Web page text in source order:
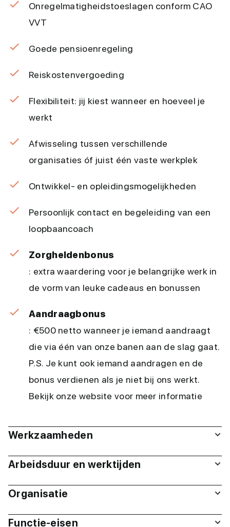
Onregelmatigheidstoeslagen conform CAO
VVT
Goede pensioenregeling
Reiskostenvergoeding
Flexibiliteit: jij kiest wanneer en hoeveel je
werkt
Afwisseling tussen verschillende
organisaties óf juist één vaste werkplek
Ontwikkel- en opleidingsmogelijkheden
Persoonlijk contact en begeleiding van een
loopbaancoach
Zorgheldenbonus
: extra waardering voor je belangrijke werk in
de vorm van leuke cadeaus en bonussen
Aandraagbonus
: €500 netto wanneer je iemand aandraagt
die via één van onze banen aan de slag gaat.
P.S. Je kunt ook iemand aandragen en de
bonus verdienen als je niet bij ons werkt.
Bekijk onze website voor meer informatie
Werkzaamheden
Arbeidsduur en werktijden
Organisatie
Functie-eisen